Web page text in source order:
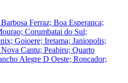
Ferraz; Boa Esperanca;
Corumbatai do Sul;
Goioere; Iretama; Janiopolis;
Cantu; Peabiru; Quarto
Alegre D Oeste; Roncador;